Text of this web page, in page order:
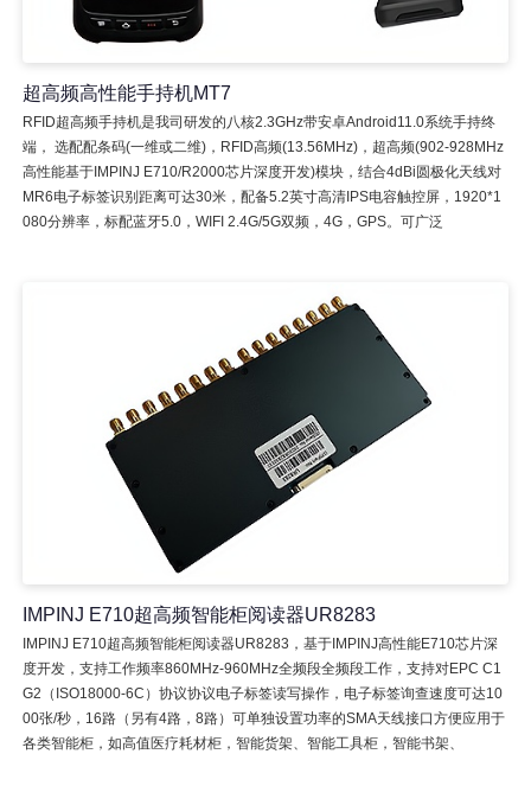
超高频高性能手持机MT7
RFID超高频手持机是我司研发的八核2.3GHz带安卓Android11.0系统手持终
端， 选配配条码(一维或二维)，RFID高频(13.56MHz)，超高频(902-928MHz
高性能基于IMPINJ E710/R2000芯片深度开发)模块，结合4dBi圆极化天线对
MR6电子标签识别距离可达30米，配备5.2英寸高清IPS电容触控屏，1920*1
080分辨率，标配蓝牙5.0，WIFI 2.4G/5G双频，4G，GPS。可广泛
IMPINJ E710超高频智能柜阅读器UR8283
IMPINJ E710超高频智能柜阅读器UR8283，基于IMPINJ高性能E710芯片深
度开发，支持工作频率860MHz-960MHz全频段全频段工作，支持对EPC C1
G2（ISO18000-6C）协议协议电子标签读写操作，电子标签询查速度可达10
00张/秒，16路（另有4路，8路）可单独设置功率的SMA天线接口方便应用于
各类智能柜，如高值医疗耗材柜，智能货架、智能工具柜，智能书架、